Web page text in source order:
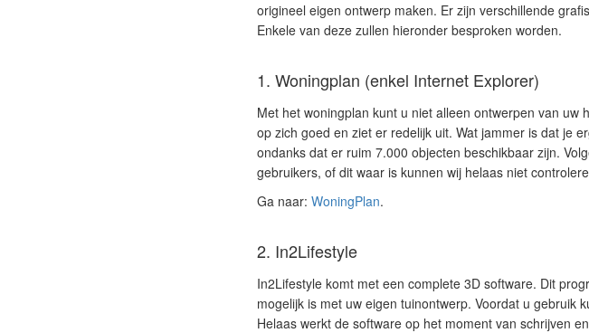
origineel eigen ontwerp maken. Er zijn verschillende
Enkele van deze zullen hieronder besproken worden.
1. Woningplan (enkel Internet Explorer)
Met het woningplan kunt u niet alleen ontwerpen van
op zich goed en ziet er redelijk uit. Wat jammer is dat je
ondanks dat er ruim 7.000 objecten beschikbaar zijn.
gebruikers, of dit waar is kunnen wij helaas niet
Ga naar: WoningPlan.
2. In2Lifestyle
In2Lifestyle komt met een complete 3D software. Dit
mogelijk is met uw eigen tuinontwerp. Voordat u gebruik
Helaas werkt de software op het moment van schrijven